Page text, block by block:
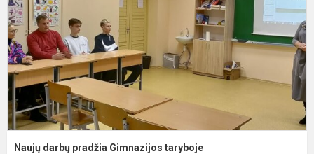
Naujų darbų pradžia Gimnazijos taryboje